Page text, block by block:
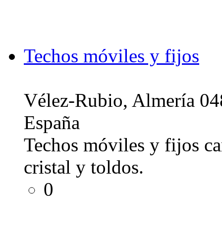
Techos móviles y fijos
Vélez-Rubio, Almería
España
Techos móviles y fijos
cristal y toldos.
0